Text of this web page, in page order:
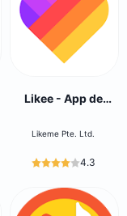
Likee - App de
Likeme Pte. Ltd.
4.3